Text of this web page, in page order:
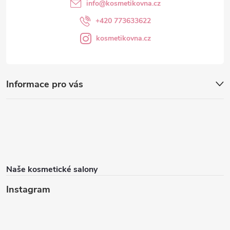
Informace pro vás
Naše kosmetické salony
Instagram
info@kosmetikovna.cz
+420 773633622
kosmetikovna.cz